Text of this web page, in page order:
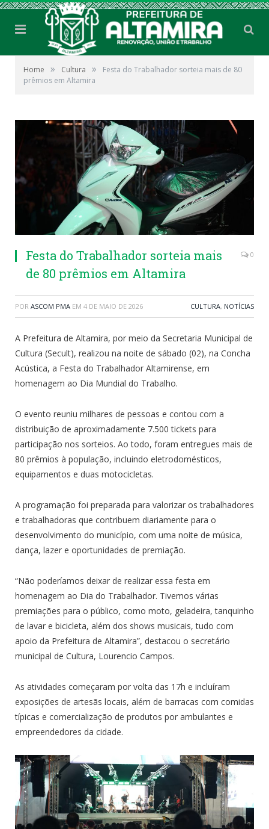
Home » Cultura »
Festa do Trabalhador sorteia mais de 80
prêmios em Altamira
Festa do Trabalhador sorteia mais
de 80 prêmios em Altamira
0
POR ASCOM PMA EM 4 DE MAIO DE 2026 CULTURA, NOTÍCIAS
A Prefeitura de Altamira, por meio da Secretaria Municipal de
Cultura (Secult), realizou na noite de sábado (02), na Concha
Acústica, a Festa do Trabalhador Altamirense, em
homenagem ao Dia Mundial do Trabalho.
O evento reuniu milhares de pessoas e contou com a
distribuição de aproximadamente 7.500 tickets para
participação nos sorteios. Ao todo, foram entregues mais de
80 prêmios à população, incluindo eletrodomésticos,
equipamentos e duas motocicletas.
A programação foi preparada para valorizar os trabalhadores
e trabalhadoras que contribuem diariamente para o
desenvolvimento do município, com uma noite de música,
dança, lazer e oportunidades de premiação.
“Não poderíamos deixar de realizar essa festa em
homenagem ao Dia do Trabalhador. Tivemos várias
premiações para o público, como moto, geladeira, tanquinho
de lavar e bicicleta, além dos shows musicais, tudo com
apoio da Prefeitura de Altamira”, destacou o secretário
municipal de Cultura, Lourencio Campos.
As atividades começaram por volta das 17h e incluíram
exposições de artesãs locais, além de barracas com comidas
típicas e comercialização de produtos por ambulantes e
empreendedores da cidade.